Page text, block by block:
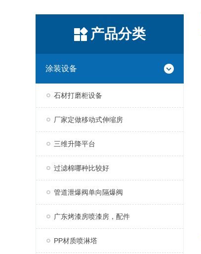
产品分类
涂装设备
石材打磨柜设备
厂家定做移动式伸缩房
三维升降平台
过滤棉哪种比较好
管道泄爆阀单向隔爆阀
广东烤漆房喷漆房，配件
PP材质喷淋塔